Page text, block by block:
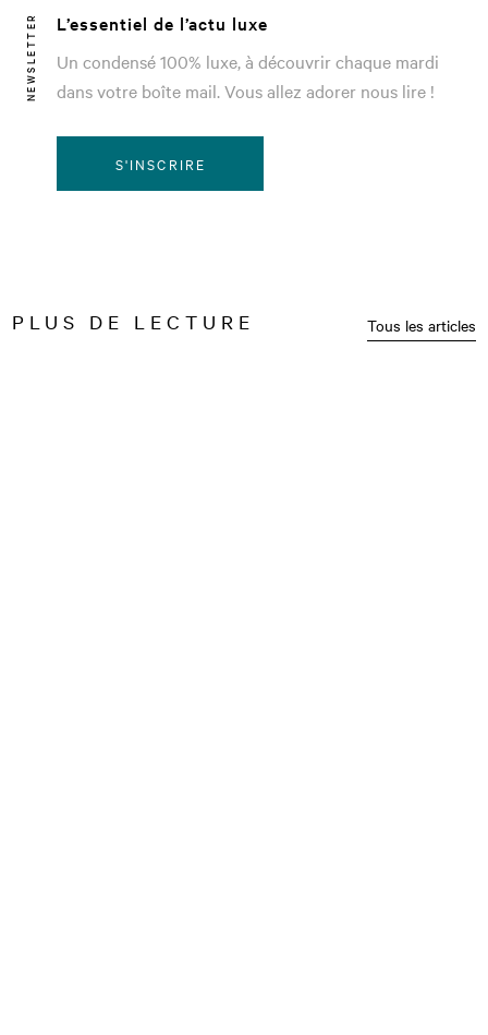
NEWSLETTER
L’essentiel de l’actu luxe
Un condensé 100% luxe, à découvrir chaque mardi
dans votre boîte mail. Vous allez adorer nous lire !
S'INSCRIRE
PLUS DE LECTURE Tous les articles